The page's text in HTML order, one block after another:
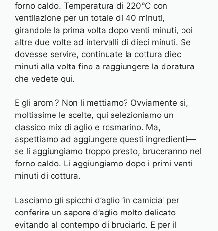
forno caldo. Temperatura di 220°C con
ventilazione per un totale di 40 minuti,
girandole la prima volta dopo venti minuti, poi
altre due volte ad intervalli di dieci minuti. Se
dovesse servire, continuate la cottura dieci
minuti alla volta fino a raggiungere la doratura
che vedete qui.
E gli aromi? Non li mettiamo? Ovviamente si,
moltissime le scelte, qui selezioniamo un
classico mix di aglio e rosmarino. Ma,
aspettiamo ad aggiungere questi ingredienti—
se li aggiungiamo troppo presto, bruceranno nel
forno caldo. Li aggiungiamo dopo i primi venti
minuti di cottura.
Lasciamo gli spicchi d’aglio ‘in camicia’ per
conferire un sapore d’aglio molto delicato
evitando al contempo di bruciarlo. E per il